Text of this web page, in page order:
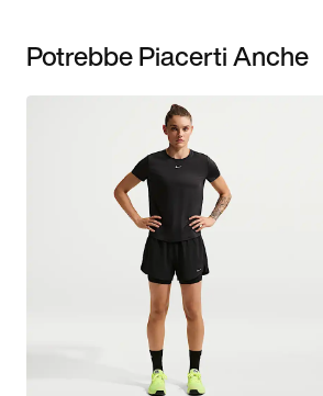
Potrebbe Piacerti Anche